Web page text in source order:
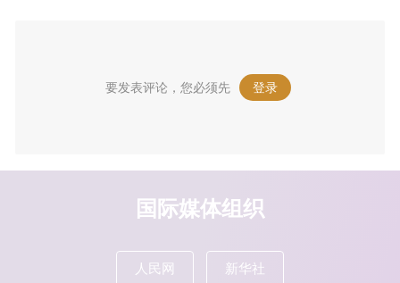
要发表评论，您必须先 登录 。
国际媒体组织
人民网 新华社